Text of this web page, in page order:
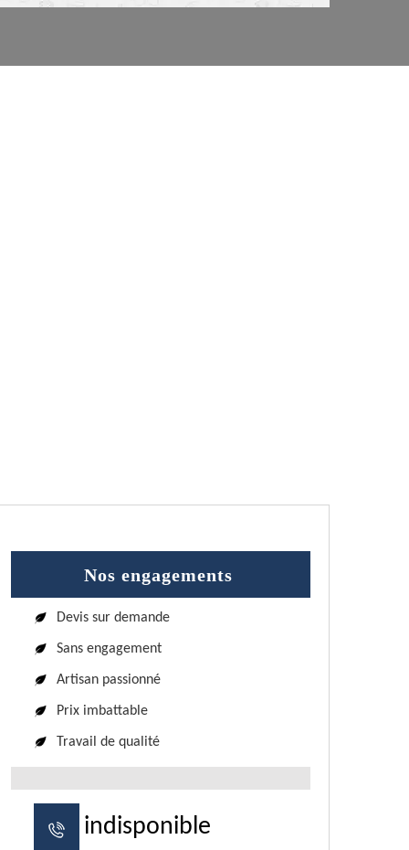
Nos engagements
Devis sur demande
Sans engagement
Artisan passionné
Prix imbattable
Travail de qualité
indisponible